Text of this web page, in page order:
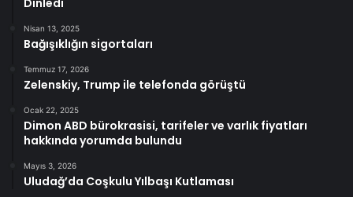
Nisan 13, 2025
Bağışıklığın sigortaları
Temmuz 17, 2026
Zelenskiy, Trump ile telefonda görüştü
Ocak 22, 2025
Dimon ABD bürokrasisi, tarifeler ve varlık fiyatları
hakkında yorumda bulundu
Mayıs 3, 2026
Uludağ’da Coşkulu Yılbaşı Kutlaması